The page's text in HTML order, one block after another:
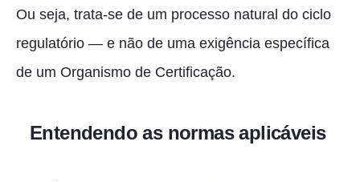
Ou seja, trata-se de um processo natural do ciclo
regulatório — e não de uma exigência específica
de um Organismo de Certificação.
Entendendo as normas aplicáveis